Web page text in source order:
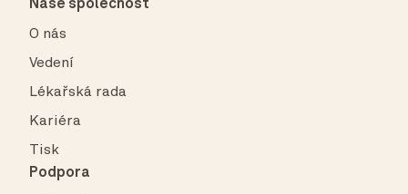
Naše společnost
O nás
Vedení
Lékařská rada
Kariéra
Tisk
Podpora